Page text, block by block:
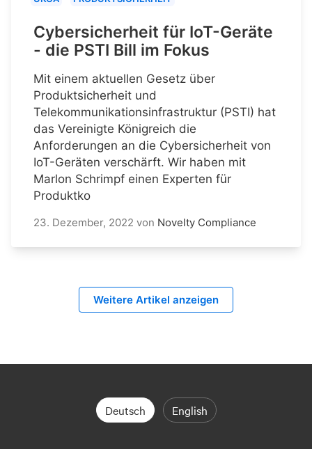
Cybersicherheit für IoT-Geräte
- die PSTI Bill im Fokus
Mit einem aktuellen Gesetz über
Produktsicherheit und
Telekommunikationsinfrastruktur (PSTI) hat
das Vereinigte Königreich die
Anforderungen an die Cybersicherheit von
IoT-Geräten verschärft. Wir haben mit
Marlon Schrimpf einen Experten für
Produktko
23. Dezember, 2022 von Novelty Compliance
Weitere Artikel anzeigen
Deutsch English